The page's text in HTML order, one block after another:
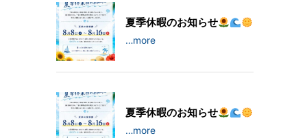
夏季休暇のお知らせ
…more
夏季休暇のお知らせ
…more